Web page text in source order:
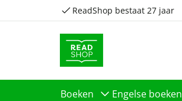
ReadShop bestaat 27 jaar
Boeken Engelse boeken